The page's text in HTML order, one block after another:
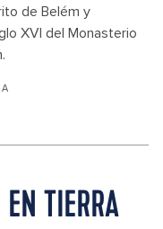
de Belém y
XVI del Monasterio
TIERRA